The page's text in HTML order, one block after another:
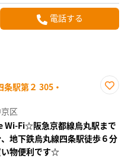
電話する
駅第２ 305・
録
区
Wi-Fi☆阪急京都線烏丸駅まで
地下鉄烏丸線四条駅徒歩６分
物便利です☆